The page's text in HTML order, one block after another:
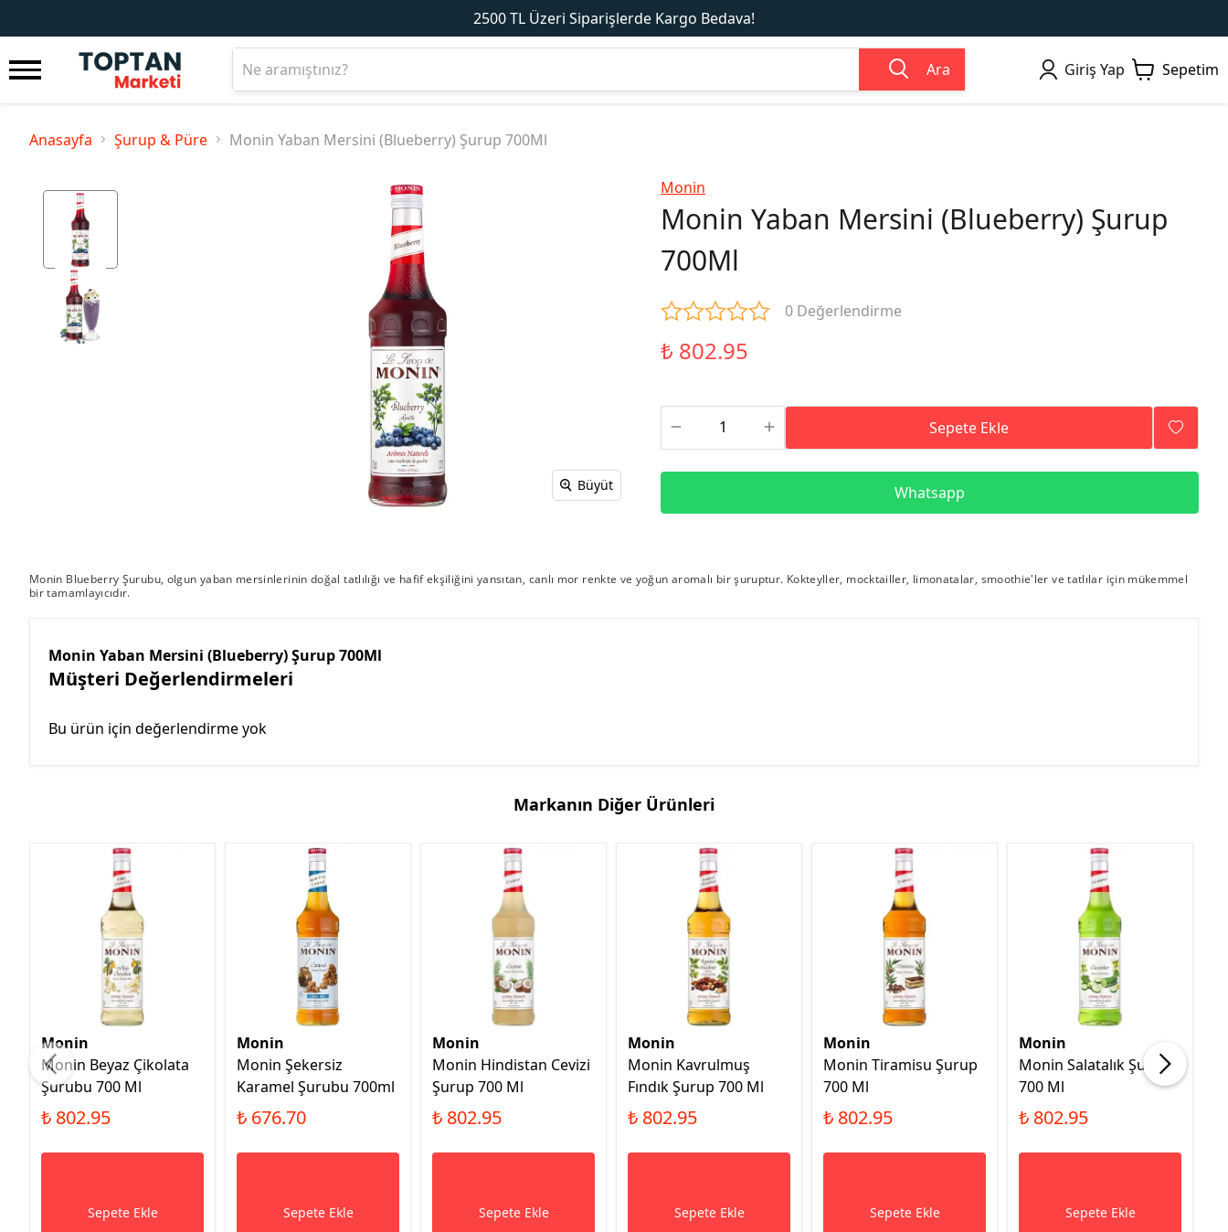
2500 TL Üzeri Siparişlerde Kargo Bedava!
Ara Giriş Yap Sepetim
Anasayfa Şurup & Püre Monin Yaban Mersini (Blueberry) Şurup 700Ml
Büyüt
Monin
Monin Yaban Mersini (Blueberry) Şurup
700Ml
0 Değerlendirme
₺ 802.95
Sepete Ekle
Whatsapp
Monin Blueberry Şurubu, olgun yaban mersinlerinin doğal tatlılığı ve hafif ekşiliğini yansıtan, canlı mor renkte ve yoğun aromalı bir şuruptur. Kokteyller, mocktailler, limonatalar, smoothie'ler ve tatlılar için mükemmel
bir tamamlayıcıdır.
Monin Yaban Mersini (Blueberry) Şurup 700Ml
Müşteri Değerlendirmeleri
Bu ürün için değerlendirme yok
Markanın Diğer Ürünleri
Monin
Monin Beyaz Çikolata
Şurubu 700 Ml
₺ 802.95
Sepete Ekle
Monin
Monin Şekersiz
Karamel Şurubu 700ml
₺ 676.70
Sepete Ekle
Monin
Monin Hindistan Cevizi
Şurup 700 Ml
₺ 802.95
Sepete Ekle
Monin
Monin Kavrulmuş
Fındık Şurup 700 Ml
₺ 802.95
Sepete Ekle
Monin
Monin Tiramisu Şurup
700 Ml
₺ 802.95
Sepete Ekle
Monin
Monin Salatalık Şurup
700 Ml
₺ 802.95
Sepete Ekle